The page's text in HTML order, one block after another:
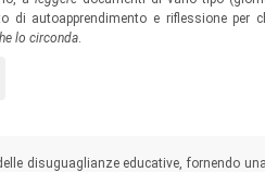
di autoapprendimento e riflessione per
lo circonda.
ascoltare, leggere il mondo
disuguaglianze educative, fornendo